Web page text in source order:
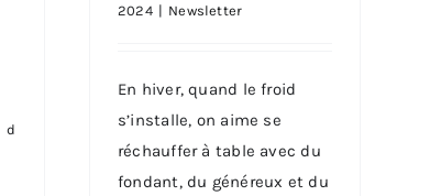
d
2024 | Newsletter
En hiver, quand le froid
s’installe, on aime se
réchauffer à table avec du
fondant, du généreux et du